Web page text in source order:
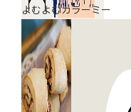
よむよむカラーミー